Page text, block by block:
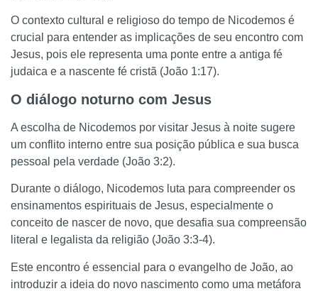
O contexto cultural e religioso do tempo de Nicodemos é
crucial para entender as implicações de seu encontro com
Jesus, pois ele representa uma ponte entre a antiga fé
judaica e a nascente fé cristã (João 1:17).
O diálogo noturno com Jesus
A escolha de Nicodemos por visitar Jesus à noite sugere
um conflito interno entre sua posição pública e sua busca
pessoal pela verdade (João 3:2).
Durante o diálogo, Nicodemos luta para compreender os
ensinamentos espirituais de Jesus, especialmente o
conceito de nascer de novo, que desafia sua compreensão
literal e legalista da religião (João 3:3-4).
Este encontro é essencial para o evangelho de João, ao
introduzir a ideia do novo nascimento como uma metáfora